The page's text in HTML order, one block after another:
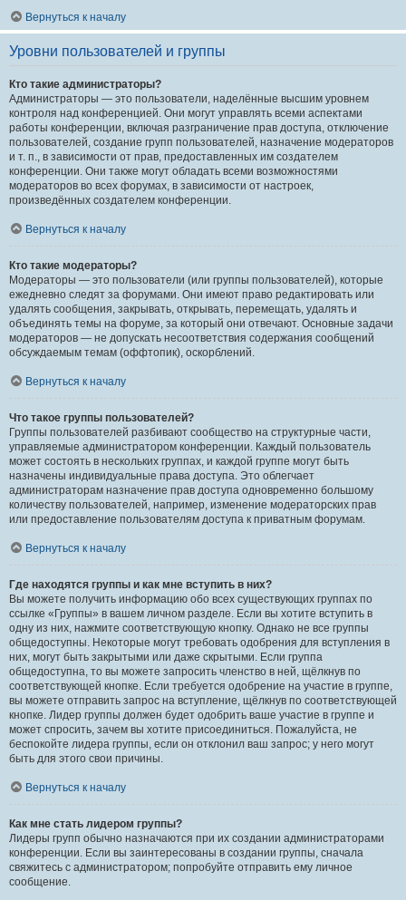
Вернуться к началу
Уровни пользователей и группы
Кто такие администраторы?
Администраторы — это пользователи, наделённые высшим уровнем
контроля над конференцией. Они могут управлять всеми аспектами
работы конференции, включая разграничение прав доступа, отключение
пользователей, создание групп пользователей, назначение модераторов
и т. п., в зависимости от прав, предоставленных им создателем
конференции. Они также могут обладать всеми возможностями
модераторов во всех форумах, в зависимости от настроек,
произведённых создателем конференции.
Вернуться к началу
Кто такие модераторы?
Модераторы — это пользователи (или группы пользователей), которые
ежедневно следят за форумами. Они имеют право редактировать или
удалять сообщения, закрывать, открывать, перемещать, удалять и
объединять темы на форуме, за который они отвечают. Основные задачи
модераторов — не допускать несоответствия содержания сообщений
обсуждаемым темам (оффтопик), оскорблений.
Вернуться к началу
Что такое группы пользователей?
Группы пользователей разбивают сообщество на структурные части,
управляемые администратором конференции. Каждый пользователь
может состоять в нескольких группах, и каждой группе могут быть
назначены индивидуальные права доступа. Это облегчает
администраторам назначение прав доступа одновременно большому
количеству пользователей, например, изменение модераторских прав
или предоставление пользователям доступа к приватным форумам.
Вернуться к началу
Где находятся группы и как мне вступить в них?
Вы можете получить информацию обо всех существующих группах по
ссылке «Группы» в вашем личном разделе. Если вы хотите вступить в
одну из них, нажмите соответствующую кнопку. Однако не все группы
общедоступны. Некоторые могут требовать одобрения для вступления в
них, могут быть закрытыми или даже скрытыми. Если группа
общедоступна, то вы можете запросить членство в ней, щёлкнув по
соответствующей кнопке. Если требуется одобрение на участие в группе,
вы можете отправить запрос на вступление, щёлкнув по соответствующей
кнопке. Лидер группы должен будет одобрить ваше участие в группе и
может спросить, зачем вы хотите присоединиться. Пожалуйста, не
беспокойте лидера группы, если он отклонил ваш запрос; у него могут
быть для этого свои причины.
Вернуться к началу
Как мне стать лидером группы?
Лидеры групп обычно назначаются при их создании администраторами
конференции. Если вы заинтересованы в создании группы, сначала
свяжитесь с администратором; попробуйте отправить ему личное
сообщение.